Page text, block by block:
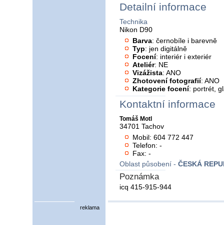
Detailní informace
Technika
Nikon D90
Barva: černobíle i barevně
Typ: jen digitálně
Focení: interiér i exteriér
Ateliér: NE
Vizážista: ANO
Zhotovení fotografií: ANO
Kategorie focení: portrét,
Kontaktní informace
Tomáš Motl
34701 Tachov
Mobil: 604 772 447
Telefon: -
Fax: -
Oblast působení - ČESKÁ
Poznámka
icq 415-915-944
reklama